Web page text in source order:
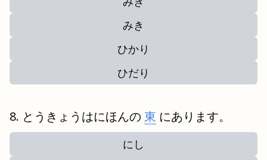
みき
ひかり
ひだり
とうきょうはにほんの 東 にあります。
にし